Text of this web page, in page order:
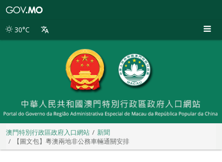
別
30°C
澳門特別行政區政府入口網站
新聞
【圖文包】粵澳兩地非公務車輛通關安排